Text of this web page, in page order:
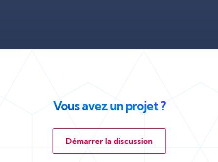
Vous avez un projet ?
Démarrer la discussion